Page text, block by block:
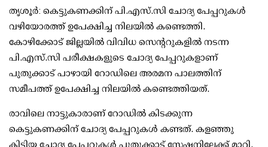
തൃശൂര്‍: കെട്ടുകണക്കിന് പി.എസ്.സി ചോദ്യ പേപ്പറുകള്‍
വഴിയോരത്ത് ഉപേക്ഷിച്ച നിലയില്‍ കണ്ടെത്തി.
കോഴിക്കോട് ജില്ലയില്‍ വിവിധ സെന്ററുകളില്‍ നടന്ന
പി.എസ്.സി പരീക്ഷകളുടെ ചോദ്യ പേപ്പറുകളാണ്
പുതുക്കാട് പാഴായി റോഡിലെ അരമന പാലത്തിന്
സമീപത്ത് ഉപേക്ഷിച്ച നിലയില്‍ കണ്ടെത്തിയത്.
രാവിലെ നാട്ടുകാരാണ് റോഡില്‍ കിടക്കുന്ന
കെട്ടുകണക്കിന് ചോദ്യ പേപ്പറുകള്‍ കണ്ടത്. കളഞ്ഞു
കിട്ടിയ ചോദ്യ പേപ്പറുകള്‍ പുതുക്കാട് സ്റ്റേഷനിലേക്ക് മാറ്റി.